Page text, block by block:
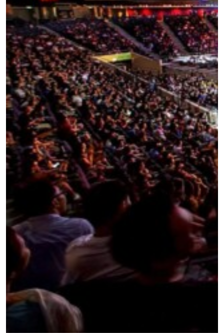
คู่แข่ง
อีเวนต์
ดูไฮไลต์การแข่งขัน
สมัครเพื่อไม่พลาดข่าวเด็ด
เพื่อไม่พลาดข่าวสารของ ONE รีบลงทะเบียนตอนนี้
เพื่อรับข้อมูลอัปเดตล่าสุดก่อนใคร รวมทั้งข้อเสนอ
และสิทธิพิเศษในการเลือกที่นั่งที่ดีที่สุดในสนาม
อีเมล
ชื่อ
สมัคร
การส่งแบบฟอร์มนี้ถือว่าท่านให้ความยินยอมให้เรา
รวบรวม ใช้งาน และเปิดเผยข้อมูลของท่านภายใต้
นโยบายความเป็นส่วนตัวของเรา ท่านสามารถ
ยกเลิกการสมัครรับข่าวสารได้ตลอดเวลา